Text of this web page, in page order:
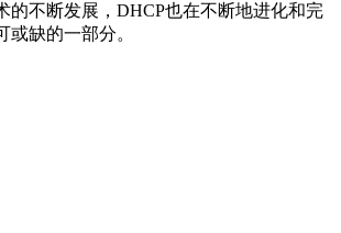
不断发展，DHCP也在不断地进化和完
缺的一部分。